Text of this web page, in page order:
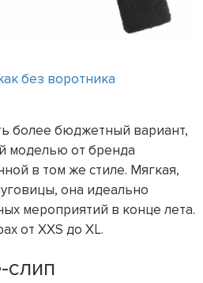
без воротника
более бюджетный вариант,
моделью от бренда
в том же стиле. Мягкая,
она идеально
мероприятий в конце лета.
от XXS до XL.
слип